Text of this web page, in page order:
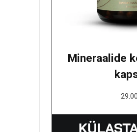
Mineraalide
29.00